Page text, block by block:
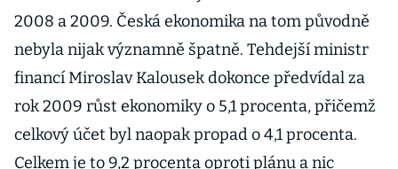
2008 a 2009. Česká ekonomika na tom původně
nebyla nijak významně špatně. Tehdejší ministr
financí Miroslav Kalousek dokonce předvídal za
rok 2009 růst ekonomiky o 5,1 procenta, přičemž
celkový účet byl naopak propad o 4,1 procenta.
Celkem je to 9,2 procenta oproti plánu a nic